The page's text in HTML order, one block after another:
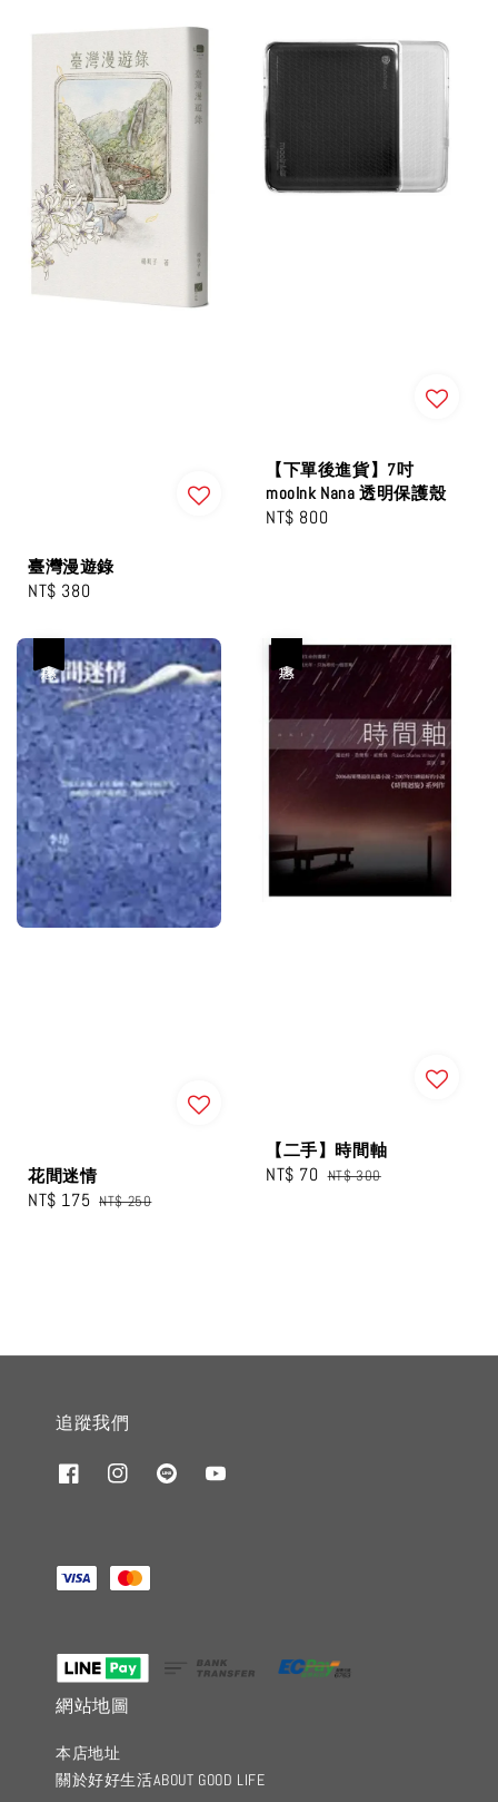
臺灣漫遊錄
Regular
NT$ 380
【下單後進貨】7吋
mooInk Nana 透明保護殼
Regular
NT$ 800
花間迷情
Sale
NT$ 175 Regular
NT$ 250
【二手】時間軸
Sale
NT$ 70 Regular
NT$ 300
追蹤我們
網站地圖
本店地址
關於好好生活ABOUT GOOD LIFE